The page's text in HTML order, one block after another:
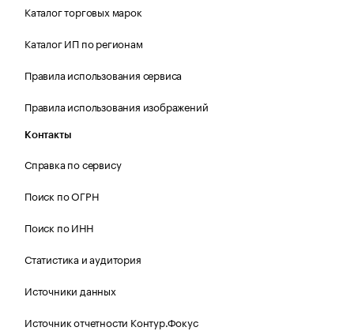
Каталог торговых марок
Каталог ИП по регионам
Правила использования сервиса
Правила использования изображений
Контакты
Справка по сервису
Поиск по ОГРН
Поиск по ИНН
Статистика и аудитория
Источники данных
Источник отчетности Контур.Фокус